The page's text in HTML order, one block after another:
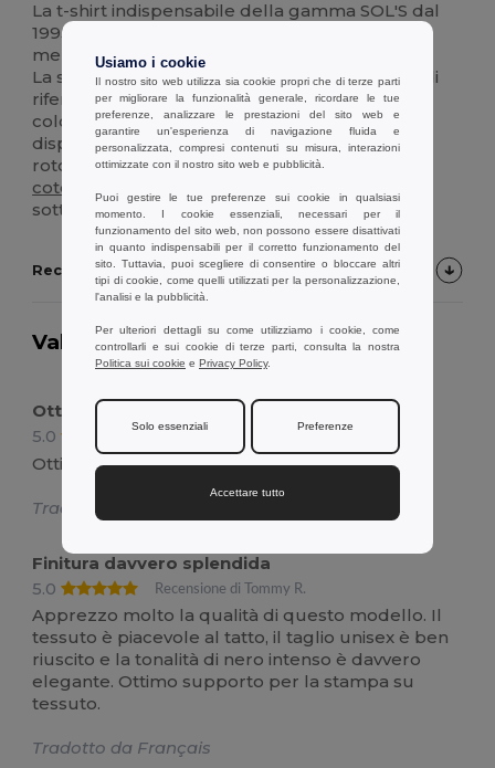
La t-shirt indispensabile della gamma SOL'S dal
1995 con la più ampia gamma di colori sul
mercato.
La sua qualità senza pari lo rende il prodotto di
riferimento nel mercato europeo, con i suoi 40
colori, la versione per bambini e 13 taglie
disponibili. Sono t-shirt a maniche corte, a collo
rotondo, realizzate in tessuto dicotone
cotone
sottile e non troppo spesso!
Recensioni dei Clienti sul Prodotto
Valutazione: 4.7 su 34 voti
20323 articoli
venduti
Ottimi prodotti
5.0
Ottimi prodotti
Tradotto da Français
Finitura davvero splendida
5.0
Recensione di Tommy R.
Apprezzo molto la qualità di questo modello. Il
tessuto è piacevole al tatto, il taglio unisex è ben
riuscito e la tonalità di nero intenso è davvero
elegante. Ottimo supporto per la stampa su
tessuto.
Tradotto da Français
Usiamo i cookie
Il nostro sito web utilizza sia cookie propri che di terze parti
per migliorare la funzionalità generale, ricordare le tue
preferenze, analizzare le prestazioni del sito web e
garantire un'esperienza di navigazione fluida e
personalizzata, compresi contenuti su misura, interazioni
ottimizzate con il nostro sito web e pubblicità.
Puoi gestire le tue preferenze sui cookie in qualsiasi
momento. I cookie essenziali, necessari per il
funzionamento del sito web, non possono essere disattivati
in quanto indispensabili per il corretto funzionamento del
sito. Tuttavia, puoi scegliere di consentire o bloccare altri
tipi di cookie, come quelli utilizzati per la personalizzazione,
l'analisi e la pubblicità.
Per ulteriori dettagli su come utilizziamo i cookie, come
controllarli e sui cookie di terze parti, consulta la nostra
Politica sui cookie e Privacy Policy.
Solo essenziali Preferenze
Accettare tutto